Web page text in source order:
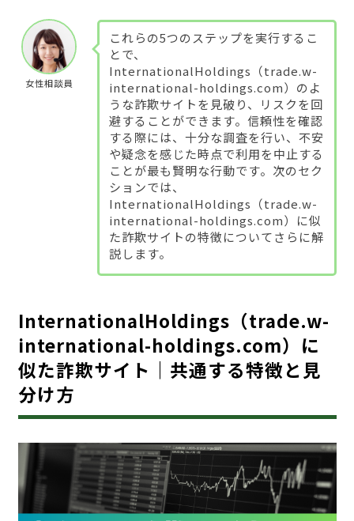
女性相談員
これらの5つのステップを実行するこ
とで、
InternationalHoldings（trade.w-
international-holdings.com）のよ
うな詐欺サイトを見破り、リスクを回
避することができます。信頼性を確認
する際には、十分な調査を行い、不安
や疑念を感じた時点で利用を中止する
ことが最も賢明な行動です。次のセク
ションでは、
InternationalHoldings（trade.w-
international-holdings.com）に似
た詐欺サイトの特徴についてさらに解
説します。
InternationalHoldings（trade.w-
international-holdings.com）に
似た詐欺サイト｜共通する特徴と見
分け方